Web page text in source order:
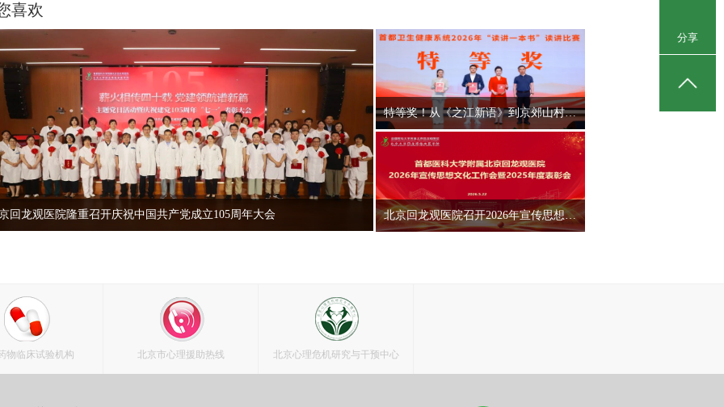
喜欢
回龙观医院隆重召开庆祝中国共产党成立105周年大会
特等奖！从《之江新语》到京郊山村，赵晨讲述“读讲一本书”背后的初心使命
北京回龙观医院召开2026年宣传思想文化工作会暨2025年度表彰大会
物临床试验机构 北京市心理援助热线 北京心理危机研究与干预中心
分享